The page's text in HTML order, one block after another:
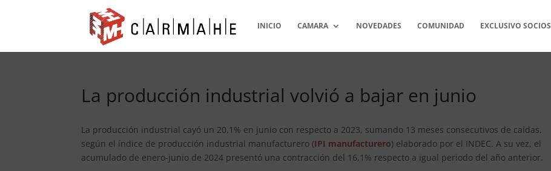
INICIO CAMARA NOVEDADES COMUNIDAD EXCLUSIVO SOCIOS
La producción industrial volvió a bajar en junio
La producción industrial cayó un 20,1% en junio con respecto a 2023, sumando 13 meses consecutivos de caídas,
según el índice de producción industrial manufacturero (IPI manufacturero) elaborado por el INDEC. A su vez, el
acumulado de enero-junio de 2024 presentó una contracción del 16,1% respecto a igual periodo del año anterior.